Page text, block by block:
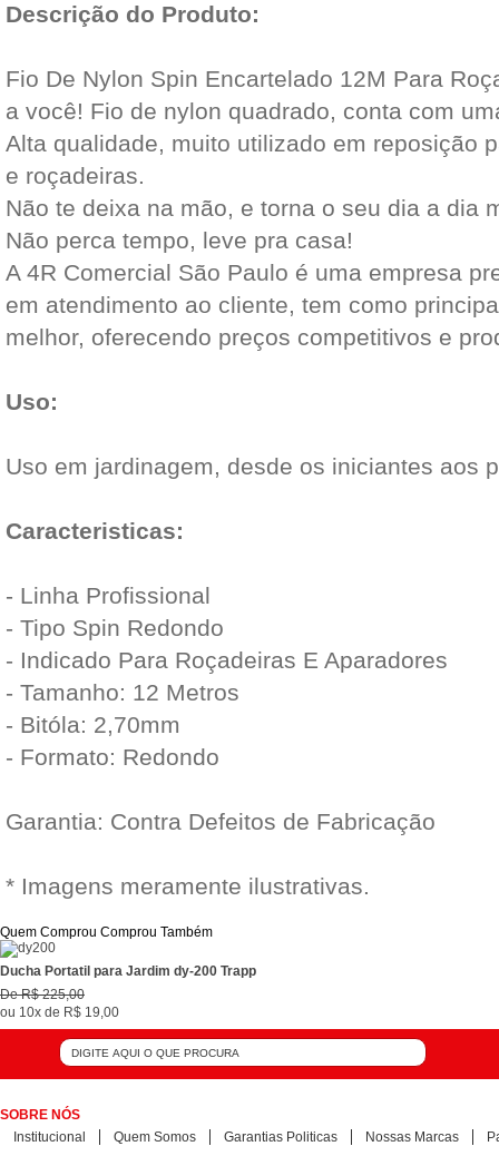
Descrição do Produto:
Fio De Nylon Spin Encartelado 12M Para
a você! Fio de nylon quadrado, conta com
Alta qualidade, muito utilizado em reposição
e roçadeiras.
Não te deixa na mão, e torna o seu dia a dia
Não perca tempo, leve pra casa!
A 4R Comercial São Paulo é uma empresa
em atendimento ao cliente, tem como
melhor, oferecendo preços competitivos e
Uso:
Uso em jardinagem, desde os iniciantes aos
Caracteristicas:
- Linha Profissional
- Tipo Spin Redondo
- Indicado Para Roçadeiras E Aparadores
- Tamanho: 12 Metros
- Bitóla: 2,70mm
- Formato: Redondo
Garantia: Contra Defeitos de Fabricação
* Imagens meramente ilustrativas.
Quem Comprou Comprou Também
Ducha Portatil para Jardim dy-200 Trapp
DeR$ 225,00
ou 10x de R$ 19,00
SOBRE NÓS
Institucional
Quem Somos Garantias Politicas Nossas Marcas